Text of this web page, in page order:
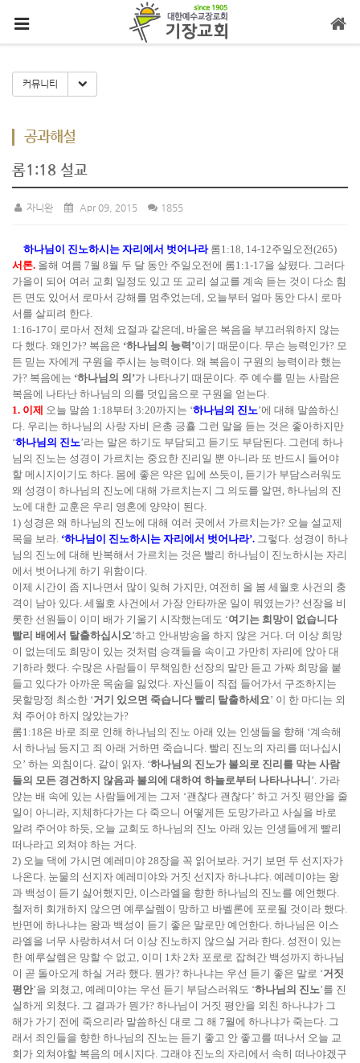
커뮤니티 Toggle Dropdown
공과해설
롬1:18 설교
자니완 Apr 09, 2015 1855
하나님이 진노하시는 자리에서 벗어나라롬1:18, 14-12주일오전(265)
서론. 올해 여름 7월 8월 두 달 동안 주일오전에 롬1:1-17을 살폈다. 그러다
가을이 되어 여러 교회 일정도 있고 또 교리 설교를 계속 듣는 것이 다소 힘
든 면도 있어서 로마서 강해를 멈추었는데, 오늘부터 얼마 동안 다시 로마
서를 살피려 한다.
1:16-17이 로마서 전체 요절과 같은데, 바울은 복음을 부끄러워하지 않는
다 했다. 왜인가? 복음은 ‘하나님의 능력’이기 때문이다. 무슨 능력인가? 모
든 믿는 자에게 구원을 주시는 능력이다. 왜 복음이 구원의 능력이라 했는
가? 복음에는 ‘하나님의 의’가 나타나기 때문이다. 주 예수를 믿는 사람은
복음에 나타난 하나님의 의를 덧입음으로 구원을 얻는다.
1. 이제 오늘 말씀 1:18부터 3:20까지는 ‘하나님의 진노’에 대해 말씀하신
다. 우리는 하나님의 사랑 자비 은총 긍휼 그런 말을 듣는 것은 좋아하지만
‘하나님의 진노’라는 말은 하기도 부담되고 듣기도 부담된다. 그런데 하나
님의 진노는 성경이 가르치는 중요한 진리일 뿐 아니라 또 반드시 들어야
할 메시지이기도 하다. 몸에 좋은 약은 입에 쓰듯이, 듣기가 부담스러워도
왜 성경이 하나님의 진노에 대해 가르치는지 그 의도를 알면, 하나님의 진
노에 대한 교훈은 우리 영혼에 양약이 된다.
1) 성경은 왜 하나님의 진노에 대해 여러 곳에서 가르치는가? 오늘 설교제
목을 보라. ‘하나님이 진노하시는 자리에서 벗어나라’. 그렇다. 성경이 하나
님의 진노에 대해 반복해서 가르치는 것은 빨리 하나님이 진노하시는 자리
에서 벗어나게 하기 위함이다.
이제 시간이 좀 지나면서 많이 잊혀 가지만, 여전히 올 봄 세월호 사건의 충
격이 남아 있다. 세월호 사건에서 가장 안타까운 일이 뭐였는가? 선장을 비
롯한 선원들이 이미 배가 기울기 시작했는데도 ‘여기는 희망이 없습니다
빨리 배에서 탈출하십시오’하고 안내방송을 하지 않은 거다. 더 이상 희망
이 없는데도 희망이 있는 것처럼 승객들을 속이고 가만히 자리에 앉아 대
기하라 했다. 수많은 사람들이 무책임한 선장의 말만 듣고 가짜 희망을 붙
들고 있다가 아까운 목숨을 잃었다. 자신들이 직접 들어가서 구조하지는
못할망정 최소한 ‘거기 있으면 죽습니다 빨리 탈출하세요’ 이 한 마디는 외
쳐 주어야 하지 않았는가?
롬1:18은 바로 죄로 인해 하나님의 진노 아래 있는 인생들을 향해 ‘계속해
서 하나님 등지고 죄 아래 거하면 죽습니다. 빨리 진노의 자리를 떠나십시
오’ 하는 외침이다. 같이 읽자. ‘하나님의 진노가 불의로 진리를 막는 사람
들의 모든 경건하지 않음과 불의에 대하여 하늘로부터 나타나나니 ’. 가라
앉는 배 속에 있는 사람들에게는 그저 ‘괜찮다 괜찮다’ 하고 거짓 평안을 줄
일이 아니라, 지체하다가는 다 죽으니 어떻게든 도망가라고 사실을 바로
알려 주어야 하듯, 오늘 교회도 하나님의 진노 아래 있는 인생들에게 빨리
떠나라고 외쳐야 하는 거다.
2) 오늘 댁에 가시면 예레미야 28장을 꼭 읽어보라. 거기 보면 두 선지자가
나온다. 눈물의 선지자 예레미야와 거짓 선지자 하나냐다. 예레미야는 왕
과 백성이 듣기 싫어했지만, 이스라엘을 향한 하나님의 진노를 예언했다.
철저히 회개하지 않으면 예루살렘이 망하고 바벨론에 포로될 것이라 했다.
반면에 하나냐는 왕과 백성이 듣기 좋은 말로만 예언한다. 하나님은 이스
라엘을 너무 사랑하셔서 더 이상 진노하지 않으실 거라 한다. 성전이 있는
한 예루살렘은 망할 수 없고, 이미 1차 2차 포로로 잡혀간 백성까지 하나님
이 곧 돌아오게 하실 거라 했다. 뭔가? 하나냐는 우선 듣기 좋은 말로 ‘거짓
평안’을 외쳤고, 예레미야는 우선 듣기 부담스러워도 ‘하나님의 진노’를 진
실하게 외쳤다. 그 결과가 뭔가? 하나님이 거짓 평안을 외친 하나냐가 그
해가 가기 전에 죽으리라 말씀하신 대로 그 해 7월에 하나냐가 죽는다. 그
래서 죄인들을 향한 하나님의 진노는 듣기 좋고 안 좋고를 떠나서 오늘 교
회가 외쳐야할 복음의 메시지다. 그래야 진노의 자리에서 속히 떠나야겠구